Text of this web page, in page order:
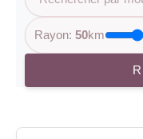
Rayon:50km